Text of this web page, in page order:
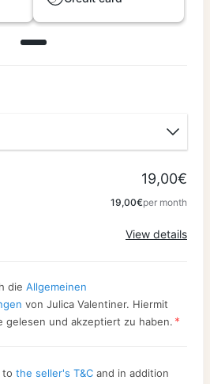
19,00€
19,00€per month
View details
die Allgemeinen
von Julica Valentiner. Hiermit
gelesen und akzeptiert zu haben. *
to the seller's T&C and in addition